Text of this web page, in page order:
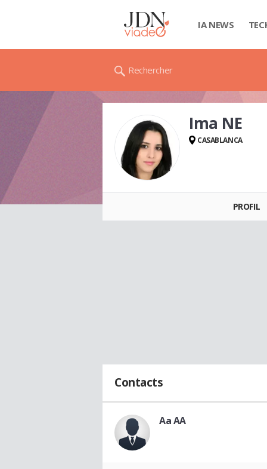
IA NEWS
Rechercher
Ima NE
CASABLANCA
PROFIL
Contacts
Aa AA